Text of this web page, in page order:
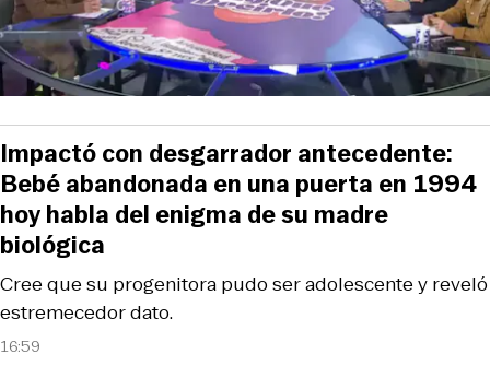
16:59
Cree que su progenitora pudo ser adolescente y reveló
estremecedor dato.
Impactó con desgarrador antecedente:
Bebé abandonada en una puerta en 1994
hoy habla del enigma de su madre
biológica